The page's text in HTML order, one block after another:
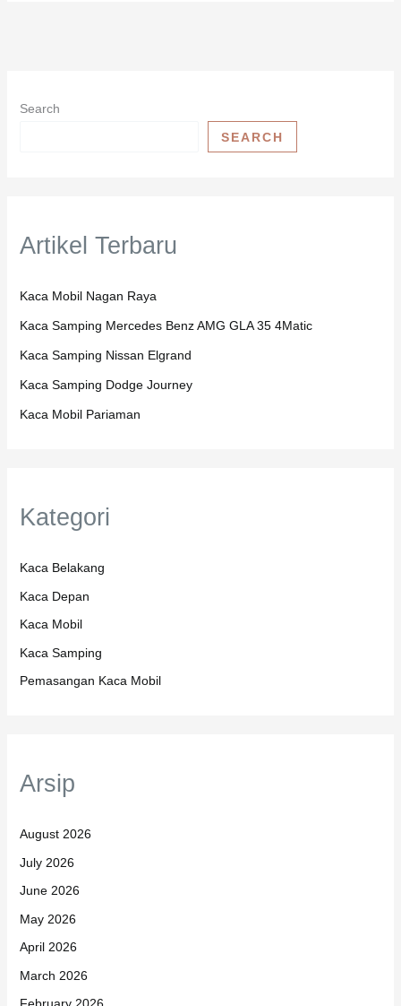
Search
SEARCH
Artikel Terbaru
Kaca Mobil Nagan Raya
Kaca Samping Mercedes Benz AMG GLA 35 4Matic
Kaca Samping Nissan Elgrand
Kaca Samping Dodge Journey
Kaca Mobil Pariaman
Kategori
Kaca Belakang
Kaca Depan
Kaca Mobil
Kaca Samping
Pemasangan Kaca Mobil
Arsip
August 2026
July 2026
June 2026
May 2026
April 2026
March 2026